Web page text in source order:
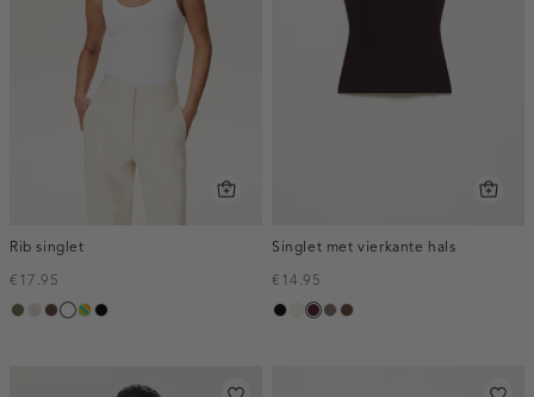
Rib singlet
€17.95
groen,
kitdonkerbruin
witmeerkleurig
zwart
Singlet met vierkante hals
€14.95
zwart
wit,
pruim,
taupedonkerbruin